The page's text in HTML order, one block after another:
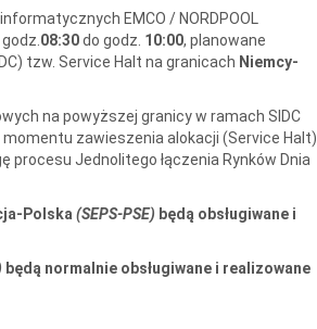
EMCO / NORDPOOL
08:30do godz. 10:00, planowane
tzw. Service Halt na granicach Niemcy-
na powyższej granicy w ramach SIDC
zawieszenia alokacji (Service Halt)
procesu Jednolitego łączenia Rynków Dnia
Polska (SEPS-PSE) będą obsługiwane i
będą normalnie obsługiwane i realizowane